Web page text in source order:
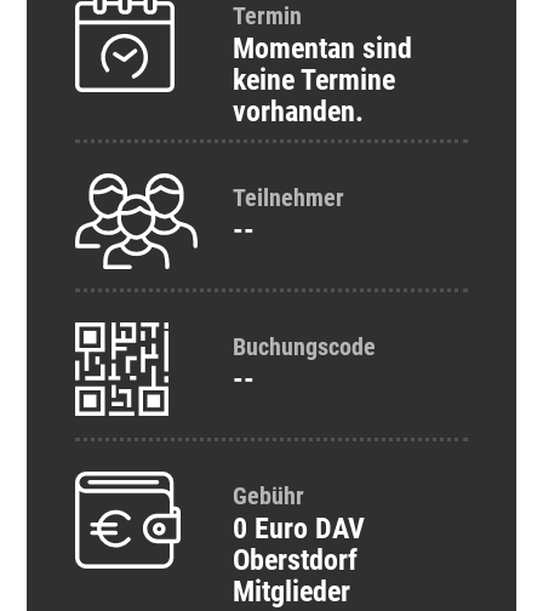
Termin
Momentan sind
keine Termine
vorhanden.
Teilnehmer
--
Buchungscode
--
Gebühr
0 Euro DAV
Oberstdorf
Mitglieder